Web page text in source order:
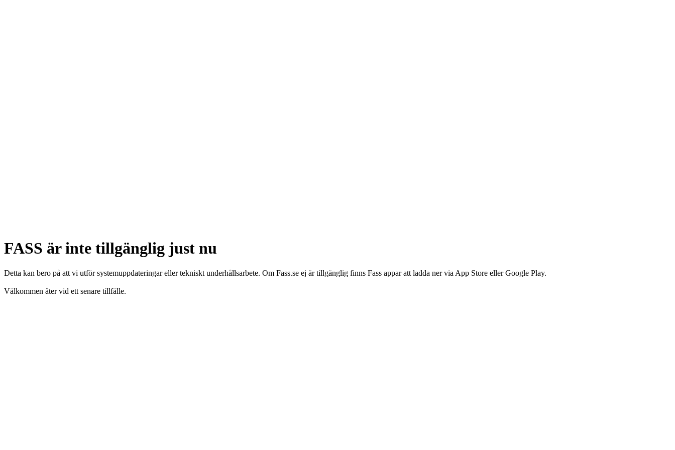
FASS är inte tillgänglig just nu
Detta kan bero på att vi utför systemuppdateringar eller tekniskt underhållsarbete. Om Fass.se ej är tillgänglig finns Fass appar att ladda ner via App Store eller Google Play.
Välkommen åter vid ett senare tillfälle.